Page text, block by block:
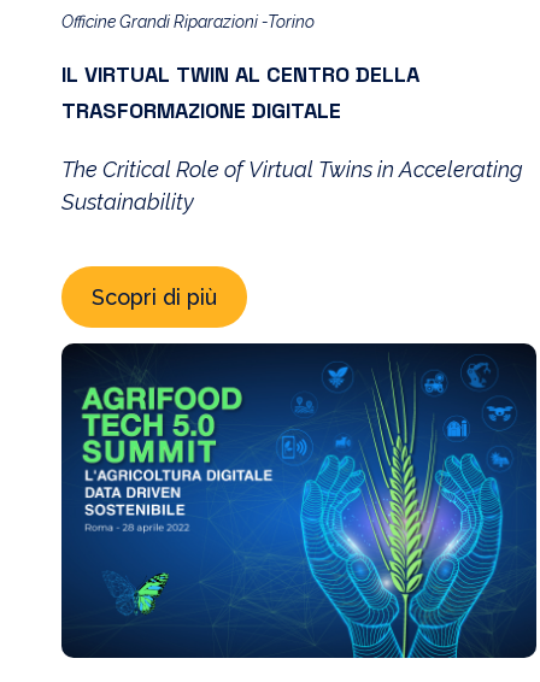
Officine Grandi Riparazioni -Torino
IL VIRTUAL TWIN AL CENTRO DELLA
TRASFORMAZIONE DIGITALE
The Critical Role of Virtual Twins in Accelerating
Sustainability
Scopri di più